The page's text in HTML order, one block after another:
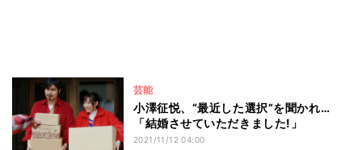
芸能
小澤征悦、“最近した選択”を聞かれ…
「結婚させていただきました!」
2021/11/12 04:00